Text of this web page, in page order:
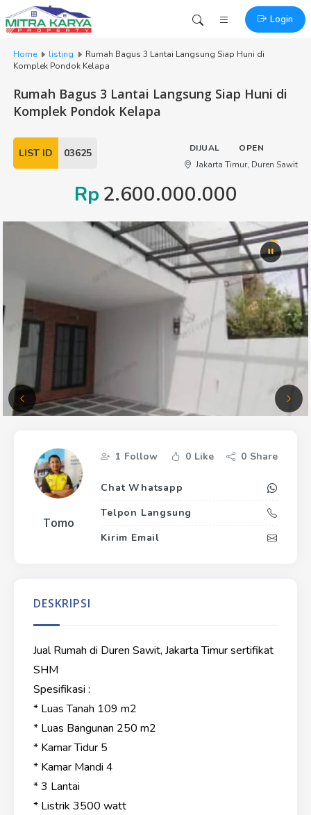
Login
Home listing
Rumah Bagus 3 Lantai Langsung Siap Huni di
Komplek Pondok Kelapa
Rumah Bagus 3 Lantai Langsung Siap Huni di
Komplek Pondok Kelapa
LIST ID 03625 DIJUAL
OPEN
Jakarta Timur, Duren Sawit
Rp 2.600.000.000
Tomo
1 Follow 0 Like 0 Share
Chat Whatsapp
Telpon Langsung
Kirim Email
DESKRIPSI
Jual Rumah di Duren Sawit, Jakarta Timur sertifikat
SHM
Spesifikasi :
* Luas Tanah 109 m2
* Luas Bangunan 250 m2
* Kamar Tidur 5
* Kamar Mandi 4
* 3 Lantai
* Listrik 3500 watt